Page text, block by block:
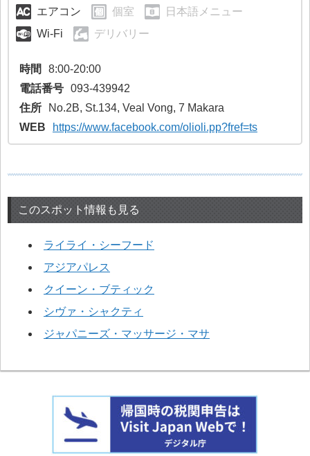
エアコン 個室
日本語メニュー
Wi-Fi
デリバリー
時間
8:00-20:00
電話番号 093-439942
住所
No.2B, St.134, Veal Vong, 7 Makara
WEB
https://www.facebook.com/olioli.pp?fref=ts
このスポット情報も見る
ライライ・シーフード
アジアパレス
クイーン・ブティック
シヴァ・シャクティ
ジャパニーズ・マッサージ・マサ